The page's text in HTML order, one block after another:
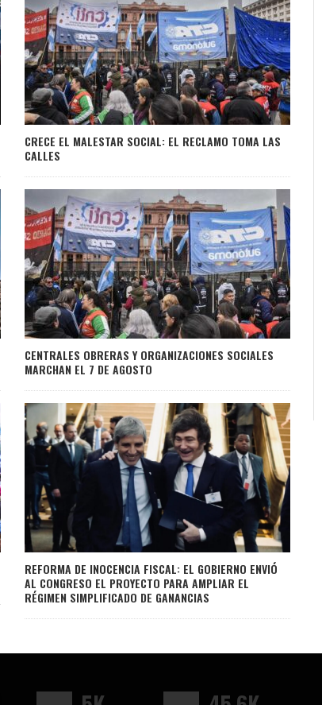
CRECE EL MALESTAR SOCIAL: EL RECLAMO TOMA LAS
CALLES
CENTRALES OBRERAS Y ORGANIZACIONES SOCIALES
MARCHAN EL 7 DE AGOSTO
REFORMA DE INOCENCIA FISCAL: EL GOBIERNO ENVIÓ
AL CONGRESO EL PROYECTO PARA AMPLIAR EL
RÉGIMEN SIMPLIFICADO DE GANANCIAS